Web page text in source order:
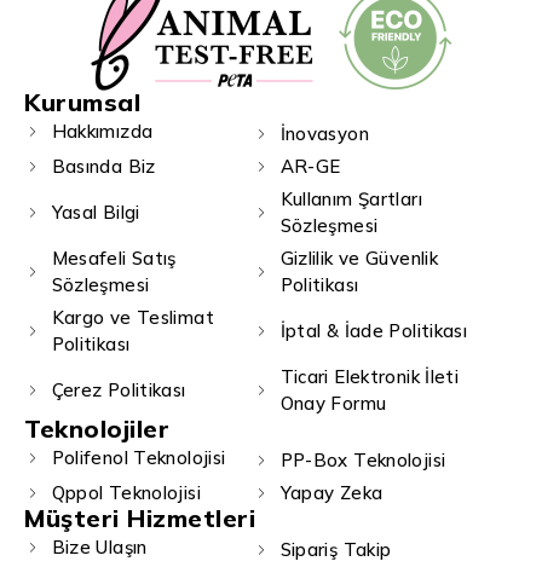
Kurumsal
Hakkımızda
İnovasyon
Basında Biz
AR-GE
Yasal Bilgi
Kullanım Şartları
Sözleşmesi
Mesafeli Satış
Sözleşmesi
Gizlilik ve Güvenlik
Politikası
Kargo ve Teslimat
Politikası
İptal & İade Politikası
Çerez Politikası
Ticari Elektronik İleti
Onay Formu
Teknolojiler
Polifenol Teknolojisi
PP-Box Teknolojisi
Qppol Teknolojisi
Yapay Zeka
Müşteri Hizmetleri
Bize Ulaşın Sipariş Takip